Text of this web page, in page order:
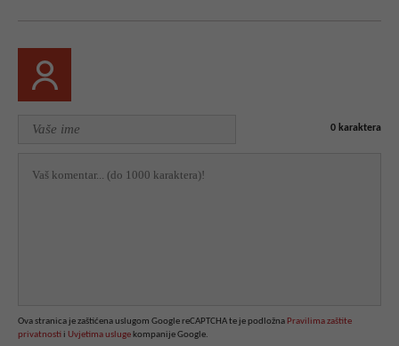
0 karaktera
Ova stranica je zaštićena uslugom Google reCAPTCHA te je podložna Pravilima zaštite
privatnosti i Uvjetima usluge kompanije Google.